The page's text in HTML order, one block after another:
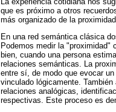
que es próximo a otros
más organizado de la
En una red semántica clásica
Podemos medir la "proximidad"
bien, cuando una persona
relaciones semánticas. La
entre sí, de modo que evocar
vinculado lógicamente.
relaciones analógicas,
respectivas. Este proceso es